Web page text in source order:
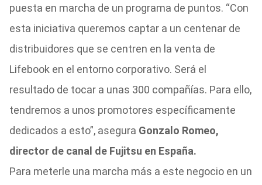
puesta en marcha de un programa de puntos. “Con
esta iniciativa queremos captar a un centenar de
distribuidores que se centren en la venta de
Lifebook en el entorno corporativo. Será el
resultado de tocar a unas 300 compañías. Para ello,
tendremos a unos promotores específicamente
dedicados a esto”, asegura Gonzalo Romeo,
director de canal de Fujitsu en España.
Para meterle una marcha más a este negocio en un